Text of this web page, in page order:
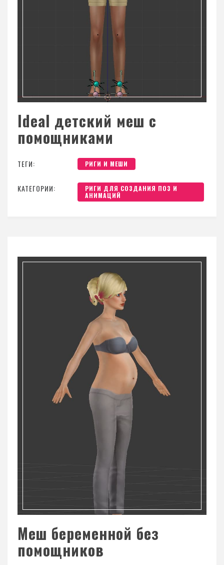
Ideal детский меш с
помощниками
ТЕГИ: РИГИ И МЕШИ
КАТЕГОРИИ:
РИГИ ДЛЯ СОЗДАНИЯ ПОЗ И
АНИМАЦИЙ
Меш беременной без
помощников